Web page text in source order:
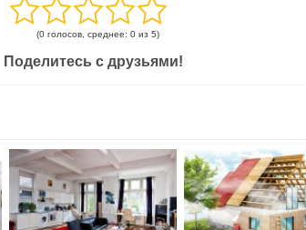
(0 голосов, среднее: 0 из 5)
Поделитесь с друзьями!